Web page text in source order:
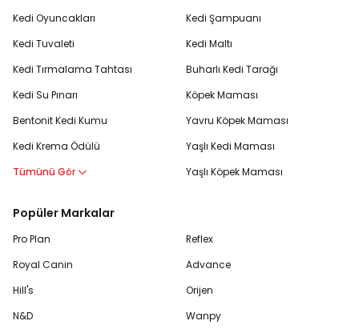
Kedi Oyuncakları
Kedi Tuvaleti
Kedi Tırmalama Tahtası
Kedi Su Pınarı
Bentonit Kedi Kumu
Kedi Krema Ödülü
Tümünü Gör
Kedi Şampuanı
Kedi Maltı
Buharlı Kedi Tarağı
Köpek Maması
Yavru Köpek Maması
Yaşlı Kedi Maması
Yaşlı Köpek Maması
Popüler Markalar
Pro Plan
Royal Canin
Hill's
N&D
Reflex
Advance
Orijen
Wanpy